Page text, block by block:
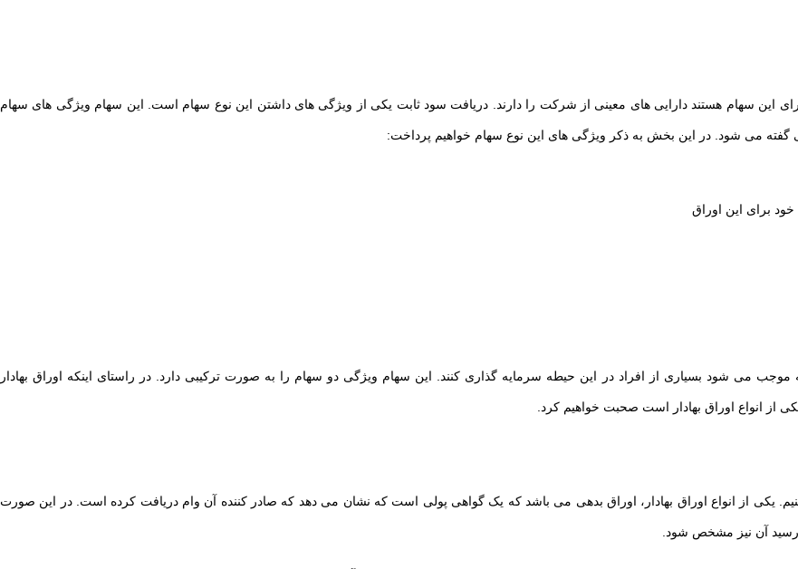
این سهام هستند دارایی های معینی از شرکت را دارند. دریافت سود ثابت یکی از ویژگی های داشتن این نوع سهام است. این سهام ویژگی های سهام
گفته می شود. در این بخش به ذکر ویژگی های این نوع سهام خواهیم پرداخت:
برای این اوراق
می شود بسیاری از افراد در این حیطه سرمایه گذاری کنند. این سهام ویژگی دو سهام را به صورت ترکیبی دارد. در راستای اینکه اوراق بهادار
از انواع اوراق بهادار است صحبت خواهیم کرد.
کنیم. یکی از انواع اوراق بهادار، اوراق بدهی می باشد که یک گواهی پولی است که نشان می دهد که صادر کننده آن وام دریافت کرده است. در این صورت
آن نیز مشخص شود.